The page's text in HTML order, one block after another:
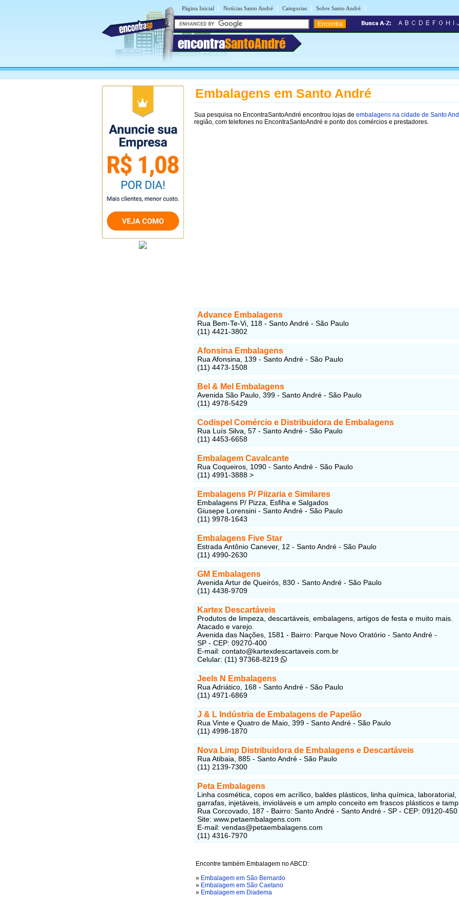
Pàgina Inicial | Notícias Santo André | Categorias | Sobre Santo André |
encontraSantoAndré
Embalagens em Santo André
Sua pesquisa no EncontraSantoAndré encontrou lojas de embalagens na cidade de Santo
região, com telefones no EncontraSantoAndré e ponto dos comércios e prestadores.
Advance Embalagens
Rua Bem-Te-Vi, 118 - Santo André - São Paulo
(11) 4421-3802
Afonsina Embalagens
Rua Afonsina, 139 - Santo André - São Paulo
(11) 4473-1508
Bel & Mel Embalagens
Avenida São Paulo, 399 - Santo André - São Paulo
(11) 4978-5429
Codispel Comércio e Distribuidora de Embalagens
Rua Luís Silva, 57 - Santo André - São Paulo
(11) 4453-6658
Embalagem Cavalcante
Rua Coqueiros, 1090 - Santo André - São Paulo
(11) 4991-3888 >
Embalagens P/ Piizaria e Similares
Embalagens P/ Pizza, Esfiha e Salgados
Giusepe Lorensini - Santo André - São Paulo
(11) 9978-1643
Embalagens Five Star
Estrada Antônio Canever, 12 - Santo André - São Paulo
(11) 4990-2630
GM Embalagens
Avenida Artur de Queirós, 830 - Santo André - São Paulo
(11) 4438-9709
Kartex Descartáveis
Produtos de limpeza, descartáveis, embalagens, artigos de festa e muito mais.
Atacado e varejo.
Avenida das Nações, 1581 - Bairro: Parque Novo Oratório - Santo André -
SP - CEP: 09270-400
E-mail: contato@kartexdescartaveis.com.br
Celular: (11) 97368-8219
Jeels N Embalagens
Rua Adriático, 168 - Santo André - São Paulo
(11) 4971-6869
J & L Indústria de Embalagens de Papelão
Rua Vinte e Quatro de Maio, 399 - Santo André - São Paulo
(11) 4998-1870
Nova Limp Distribuidora de Embalagens e Descartáveis
Rua Atibaia, 885 - Santo André - São Paulo
(11) 2139-7300
Peta Embalagens
Linha cosmética, copos em acrílico, baldes plásticos, linha química, laboratorial,
garrafas, injetáveis, invioláveis e um amplo conceito em frascos plásticos e
Rua Corcovado, 187 - Bairro: Santo André - Santo André - SP - CEP: 09120-450
Site: www.petaembalagens.com
E-mail: vendas@petaembalagens.com
(11) 4316-7970
Encontre também Embalagem no ABCD:
» Embalagem em São Bernardo
» Embalagem em São Caetano
» Embalagem em Diadema